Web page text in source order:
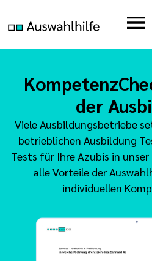
der
Viele Ausbildungsbetriebe
betrieblichen Ausbildung
Tests für Ihre Azubis in
alle Vorteile der
individuellen